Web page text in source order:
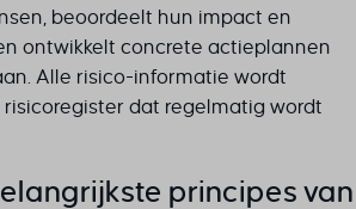
beoordeelt hun impact en
ontwikkelt concrete actieplannen
Alle risico-informatie wordt
dat regelmatig wordt
principes van